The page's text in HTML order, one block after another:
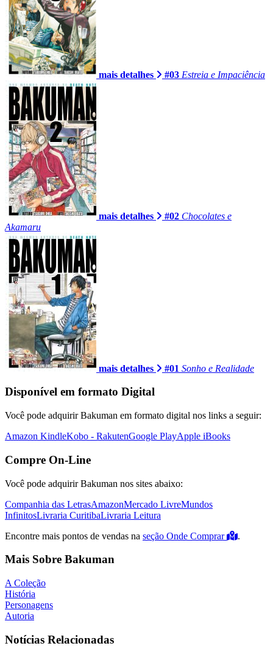
mais detalhes #03 Estreia e Impaciência
mais detalhes #02 Chocolates e
Akamaru
mais detalhes #01 Sonho e Realidade
Disponível em formato Digital
Você pode adquirir Bakuman em formato digital nos links a seguir:
Amazon KindleKobo - RakutenGoogle PlayApple iBooks
Compre On-Line
Você pode adquirir Bakuman nos sites abaixo:
Companhia das LetrasAmazonMercado LivreMundos
InfinitosLivraria CuritibaLivraria Leitura
Encontre mais pontos de vendas na seção Onde Comprar .
Mais Sobre Bakuman
A Coleção
História
Personagens
Autoria
Notícias Relacionadas